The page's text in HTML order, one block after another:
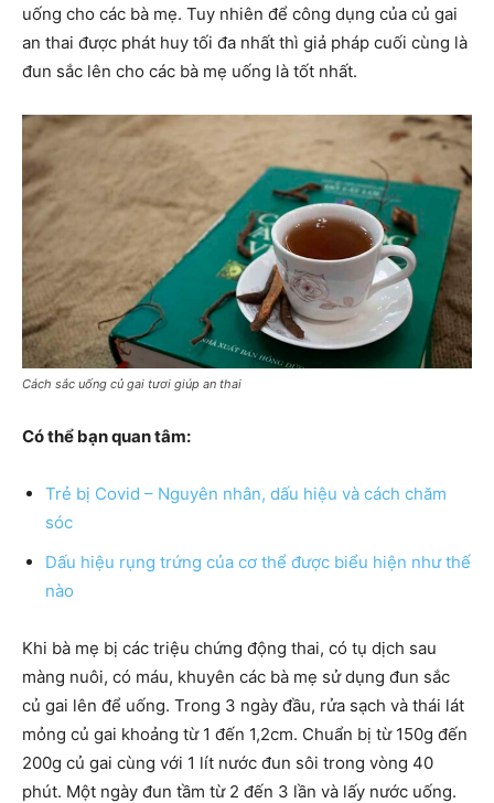
uống cho các bà mẹ. Tuy nhiên để công dụng của củ gai
an thai được phát huy tối đa nhất thì giả pháp cuối cùng là
đun sắc lên cho các bà mẹ uống là tốt nhất.
Cách sắc uống củ gai tươi giúp an thai
Có thể bạn quan tâm:
Trẻ bị Covid – Nguyên nhân, dấu hiệu và cách chăm
sóc
Dấu hiệu rụng trứng của cơ thể được biểu hiện như thế
nào
Khi bà mẹ bị các triệu chứng động thai, có tụ dịch sau
màng nuôi, có máu, khuyên các bà mẹ sử dụng đun sắc
củ gai lên để uống. Trong 3 ngày đầu, rửa sạch và thái lát
mỏng củ gai khoảng từ 1 đến 1,2cm. Chuẩn bị từ 150g đến
200g củ gai cùng với 1 lít nước đun sôi trong vòng 40
phút. Một ngày đun tầm từ 2 đến 3 lần và lấy nước uống.